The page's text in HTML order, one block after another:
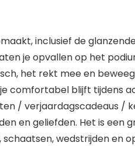
inclusief de
je opvallen op het
het rekt mee en
comfortabel blijft tijdens
/ verjaardagscadeaus
en geliefden. Het is een
wedstrijden en